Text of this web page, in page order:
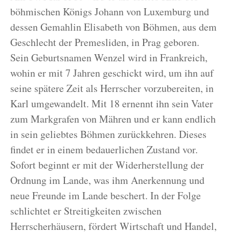
böhmischen Königs Johann von Luxemburg und
dessen Gemahlin Elisabeth von Böhmen, aus dem
Geschlecht der Premesliden, in Prag geboren.
Sein Geburtsnamen Wenzel wird in Frankreich,
wohin er mit 7 Jahren geschickt wird, um ihn auf
seine spätere Zeit als Herrscher vorzubereiten, in
Karl umgewandelt. Mit 18 ernennt ihn sein Vater
zum Markgrafen von Mähren und er kann endlich
in sein geliebtes Böhmen zurückkehren. Dieses
findet er in einem bedauerlichen Zustand vor.
Sofort beginnt er mit der Widerherstellung der
Ordnung im Lande, was ihm Anerkennung und
neue Freunde im Lande beschert. In der Folge
schlichtet er Streitigkeiten zwischen
Herrscherhäusern, fördert Wirtschaft und Handel,